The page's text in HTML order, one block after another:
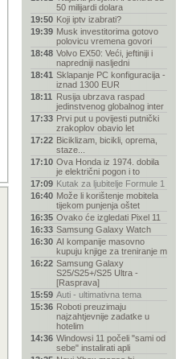
50 milijardi dolara
19:50 Koji iptv izabrati?
19:39 Musk investitorima gotovo
polovicu vremena govori
18:48 Volvo EX50: Veći, jeftiniji i
napredniji nasljedni
18:41 Sklapanje PC konfiguracija -
iznad 1300 EUR
18:11 Rusija ubrzava raspad
jedinstvenog globalnog inter
17:33 Prvi put u povijesti putnički
zrakoplov obavio let
17:22 Biciklizam, bicikli, oprema,
staze...
17:10 Ova Honda iz 1974. dobila
je električni pogon i to
17:09 Kutak za ljubitelje Formule 1
16:40 Može li korištenje mobitela
tijekom punjenja oštet
16:35 Ovako će izgledati Pixel 11
16:33 Samsung Galaxy Watch
16:30 AI kompanije masovno
kupuju knjige za treniranje m
16:22 Samsung Galaxy
S25/S25+/S25 Ultra -
[Rasprava]
15:59 Auti - ultimativna tema
15:36 Roboti preuzimaju
najzahtjevnije zadatke u
hotelim
14:36 Windowsi 11 počeli "sami od
sebe" instalirati apli